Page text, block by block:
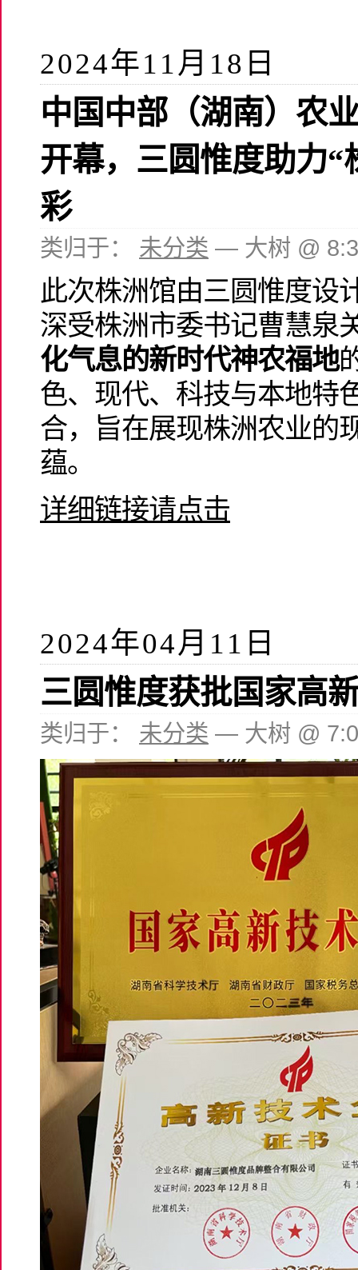
2024年11月18日
中国中部（湖南）农
开幕，三圆惟度助力“
彩
类归于： 未分类 — 大树 @
此次株洲馆由三圆惟度设
深受株洲市委书记曹慧泉
化气息的新时代神农福地
色、现代、科技与本地特
合，旨在展现株洲农业的
蕴。
详细链接请点击
2024年04月11日
三圆惟度获批国家高
类归于： 未分类 — 大树 @